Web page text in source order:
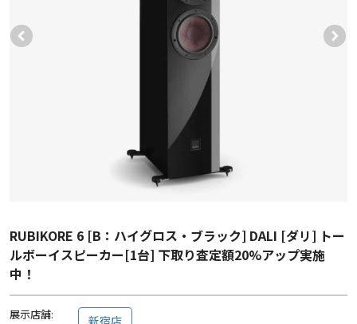
RUBIKORE 6 [B：ハイグロス・ブラック] DALI [ダリ] トー
ルボーイスピーカー[1台] 下取り査定額20%アップ実施
中！
展示店舗: 新宿店